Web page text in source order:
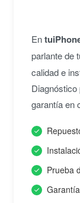
En
parlante de
calidad e
garantía en
Prueba
Garantía